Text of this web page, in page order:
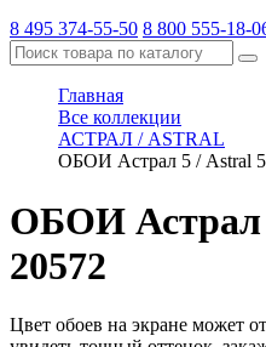
8 495 374-55-50 8 800 555-18-
Главная
Все коллекции
АСТРАЛ / ASTRAL
ОБОИ Астрал 5 / Astral 5
ОБОИ Астрал
20572
Цвет обоев на экране может